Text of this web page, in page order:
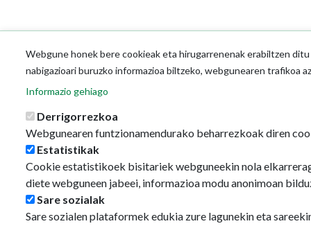
Webgune honek bere cookieak eta hirugarrenenak erabiltzen
nabigazioari buruzko informazioa biltzeko, webgunearen trafikoa
Informazio gehiago
Derrigorrezkoa
Webgunearen funtzionamendurako beharrezkoak diren
Estatistikak
Cookie estatistikoek bisitariek webguneekin nola
diete webguneen jabeei, informazioa modu anonimoan
Sare sozialak
Sare sozialen plataformek edukia zure lagunekin eta